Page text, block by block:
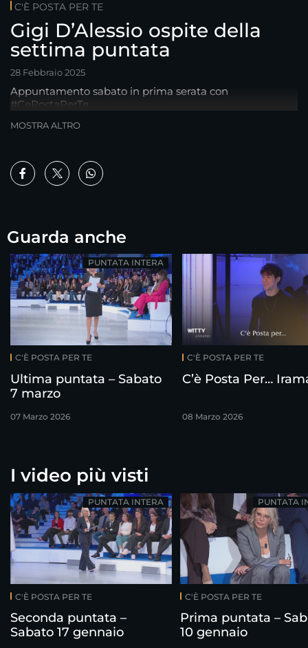
C'È POSTA PER TE
Gigi D’Alessio ospite della
settima puntata
28 Febbraio 2025
Appuntamento sabato in prima serata con
#CePostaPerTe
MOSTRA ALTRO
Guarda anche
C'È POSTA PER TE
Ultima puntata – Sabato
7 marzo
07 Marzo 2026
PUNTATA INTERA
C'È POSTA PER TE
C’è Posta Per…
08 Marzo 2026
I video più visti
C'È POSTA PER TE
Seconda puntata –
Sabato 17 gennaio
PUNTATA INTERA
C'È POSTA PER TE
Prima puntata –
10 gennaio
PUNTATA